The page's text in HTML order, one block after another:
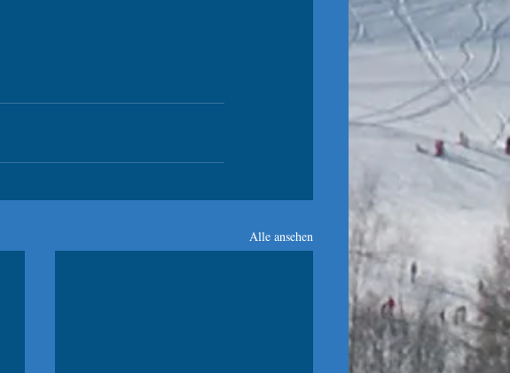
Alle ansehen